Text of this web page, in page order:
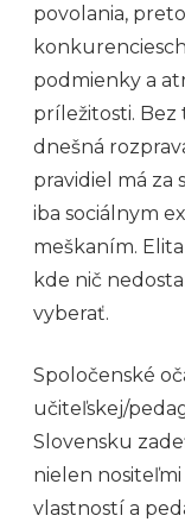
povolania,
podmienky a
príležitosti.
dnešná
pravidiel má za
iba sociálnym
meškaním.
kde nič
vyberať.
Spoločenské
učiteľskej/
Slovensku
nielen
vlastností a